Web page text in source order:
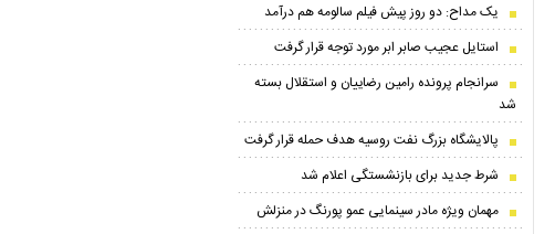
یک مداح: دو روز پیش فیلم سالومه هم درآمد
استایل عجیب صابر ابر مورد توجه قرار گرفت
سرانجام پرونده رامین رضاییان و استقلال بسته
شد
پالایشگاه بزرگ نفت روسیه هدف حمله قرار گرفت
شرط جدید برای بازنشستگی اعلام شد
مهمان ویژه مادر سینمایی عمو پورنگ در منزلش